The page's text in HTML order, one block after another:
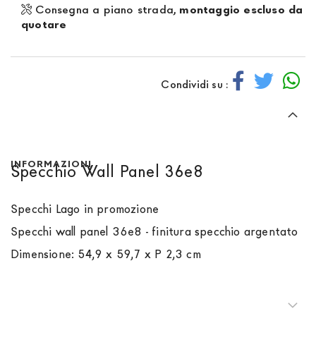
Consegna a piano strada, montaggio escluso da
quotare
Condividi su :
INFORMAZIONI
Specchio Wall Panel 36e8
Specchi Lago in promozione
Specchi wall panel 36e8 - finitura specchio argentato
Dimensione: 54,9 x 59,7 x P 2,3 cm